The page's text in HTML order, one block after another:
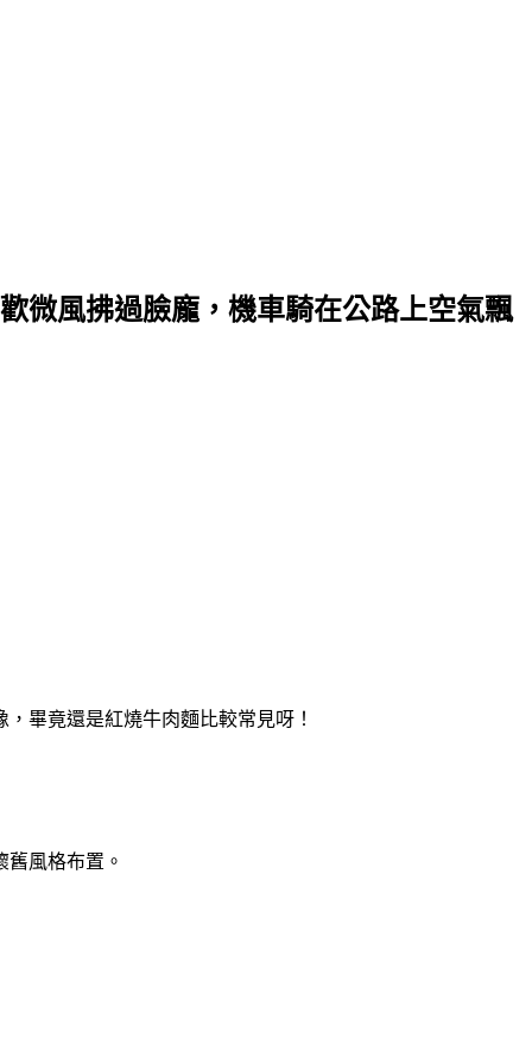
微風拂過臉龐，機車騎在公路上空氣飄
畢竟還是紅燒牛肉麵比較常見呀！
風格布置。